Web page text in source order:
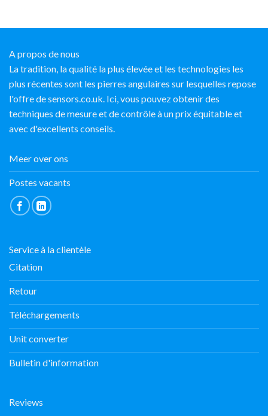
A propos de nous
La tradition, la qualité la plus élevée et les technologies les
plus récentes sont les pierres angulaires sur lesquelles repose
l'offre de sensors.co.uk. Ici, vous pouvez obtenir des
techniques de mesure et de contrôle à un prix équitable et
avec d'excellents conseils.
Meer over ons
Postes vacants
Service à la clientèle
Citation
Retour
Téléchargements
Unit converter
Bulletin d'information
Reviews